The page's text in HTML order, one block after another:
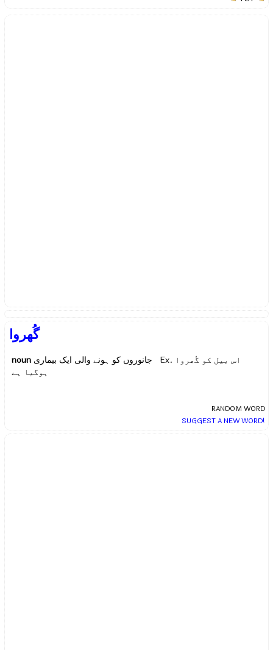
گُھروا
noun جانوروں کو ہونے والی ایک بیماری Ex. اس بیل کو گُھروا
ہوگیا ہے
RANDOM WORD
SUGGEST A NEW WORD!